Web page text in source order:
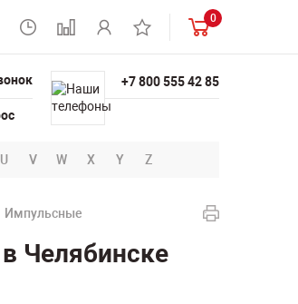
0
+7 800 555 42 85
U V W X Y Z
Импульсные
Челябинске